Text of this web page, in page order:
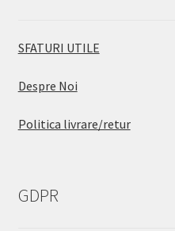
SFATURI UTILE
Despre Noi
Politica livrare/retur
GDPR